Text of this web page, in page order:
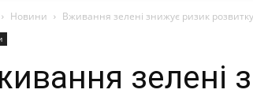
Новини Вживання зелені знижує ризик розвитку
зелені